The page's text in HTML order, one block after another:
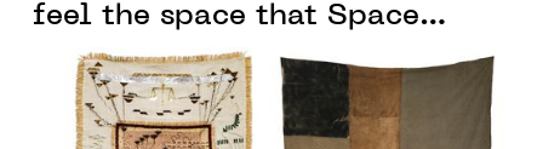
feel the space that Space
Occupies", du 21 septembre au
04 novembre 2023